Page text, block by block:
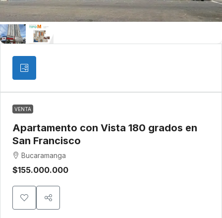
VENTA
Apartamento con Vista 180 grados en
San Francisco
Bucaramanga
$155.000.000